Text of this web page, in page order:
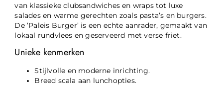
van klassieke clubsandwiches en wraps tot luxe
salades en warme gerechten zoals pasta’s en burgers.
De ‘Paleis Burger’ is een echte aanrader, gemaakt van
lokaal rundvlees en geserveerd met verse friet.
Unieke kenmerken
Stijlvolle en moderne inrichting.
Breed scala aan lunchopties.